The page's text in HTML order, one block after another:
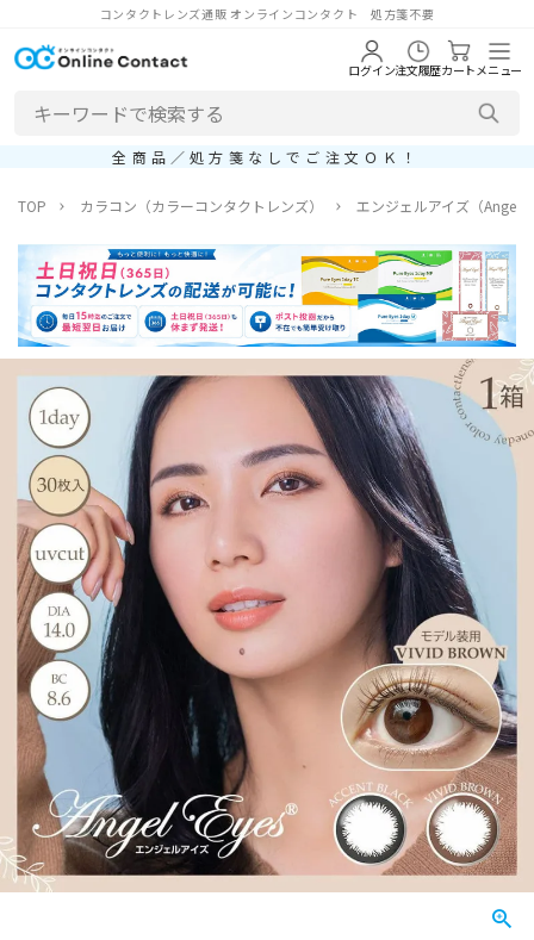
コンタクトレンズ通販 オンラインコンタクト 処方箋不要
ログイン注文履歴カートメニュー
全商品／処方箋なしでご注文ＯＫ！
TOP カラコン（カラーコンタクトレンズ） エンジェルアイズ（Angel